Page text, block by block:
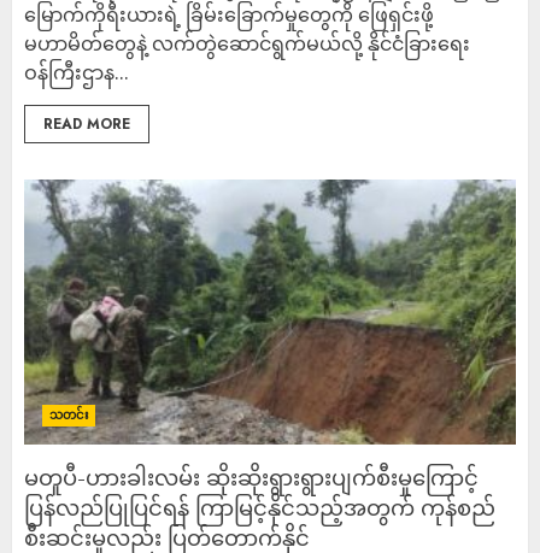
မြောက်ကိုရီးယားရဲ့ ခြိမ်းခြောက်မှုတွေကို ဖြေရှင်းဖို့
မဟာမိတ်တွေနဲ့ လက်တွဲဆောင်ရွက်မယ်လို့ နိုင်ငံခြားရေး
ဝန်ကြီးဌာန...
READ MORE
သတင်း
မတူပီ-ဟားခါးလမ်း ဆိုးဆိုးရွားရွားပျက်စီးမှုကြောင့်
ပြန်လည်ပြုပြင်ရန် ကြာမြင့်နိုင်သည့်အတွက် ကုန်စည်
စီးဆင်းမှုလည်း ပြတ်တောက်နိုင်